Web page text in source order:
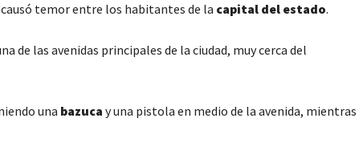
causó temor entre los habitantes de la capital del estado.
de las avenidas principales de la ciudad, muy cerca del
una bazuca y una pistola en medio de la avenida, mientras